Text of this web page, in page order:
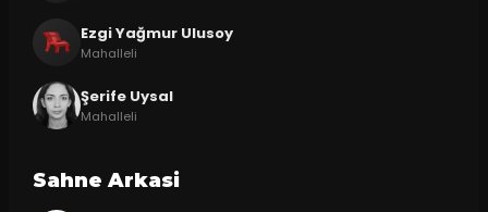
Ezgi Yağmur Ulusoy
Mahalleli
Şerife Uysal
Mahalleli
Sahne Arkasi